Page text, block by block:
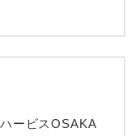
ービスOSAKA